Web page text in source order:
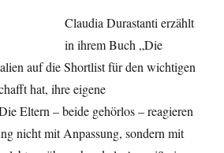
Claudia Durastanti erzählt
in ihrem Buch „Die
auf die Shortlist für den wichtigen
hat, ihre eigene
Eltern – beide gehörlos – reagieren
nicht mit Anpassung, sondern mit